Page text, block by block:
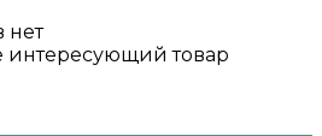
нет
интересующий товар